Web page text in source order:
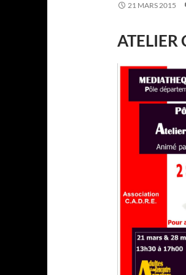
21 MARS 2015
ATELIER